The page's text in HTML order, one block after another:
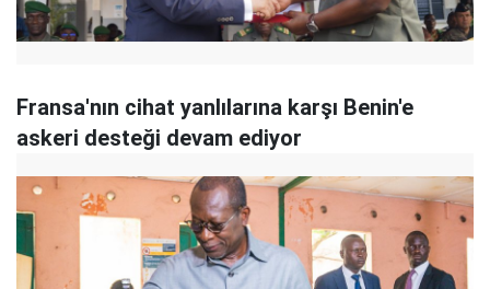
Fransa'nın cihat yanlılarına karşı Benin'e
askeri desteği devam ediyor